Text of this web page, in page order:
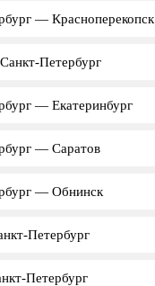
— Красноперекопск
Петербург
— Екатеринбург
— Саратов
— Обнинск
Петербург
Петербург